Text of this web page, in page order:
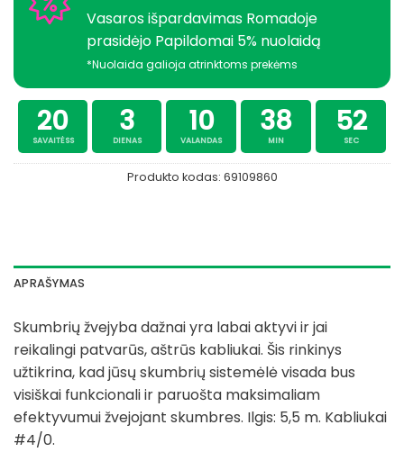
Vasaros išpardavimas Romadoje
prasidėjo Papildomai 5% nuolaidą
*Nuolaida galioja atrinktoms prekėms
20
SAVAITĖSS
3
DIENAS
10
VALANDAS
38
MIN
52
SEC
Produkto kodas: 69109860
APRAŠYMAS
Skumbrių žvejyba dažnai yra labai aktyvi ir jai
reikalingi patvarūs, aštrūs kabliukai. Šis rinkinys
užtikrina, kad jūsų skumbrių sistemėlė visada bus
visiškai funkcionali ir paruošta maksimaliam
efektyvumui žvejojant skumbres. Ilgis: 5,5 m. Kabliukai
#4/0.